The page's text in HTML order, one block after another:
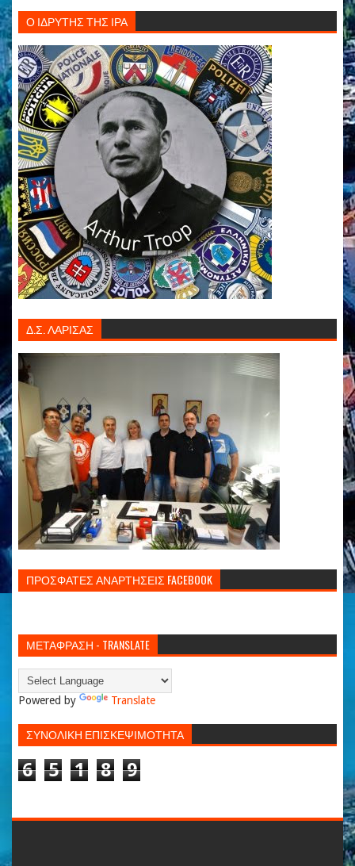
Ο ΙΔΡΥΤΗΣ ΤΗΣ ΙΡΑ
Δ.Σ. ΛΑΡΙΣΑΣ
ΠΡΟΣΦΑΤΕΣ ΑΝΑΡΤΗΣΕΙΣ FACEBOOK
ΜΕΤΑΦΡΑΣΗ - TRANSLATE
Powered by Translate
ΣΥΝΟΛΙΚΗ ΕΠΙΣΚΕΨΙΜΟΤΗΤΑ
6 5 1 8 9